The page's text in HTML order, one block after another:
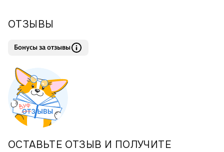
ОТЗЫВЫ
Бонусы за отзывы
ОСТАВЬТЕ ОТЗЫВ И ПОЛУЧИТЕ